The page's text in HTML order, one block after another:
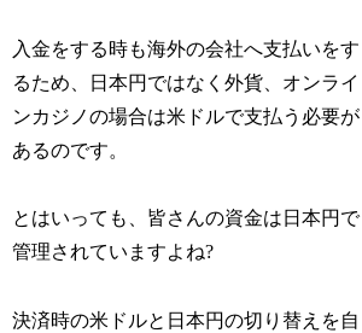
入金をする時も海外の会社へ支払いをす
るため、日本円ではなく外貨、オンライ
ンカジノの場合は米ドルで支払う必要が
あるのです。
とはいっても、皆さんの資金は日本円で
管理されていますよね?
決済時の米ドルと日本円の切り替えを自